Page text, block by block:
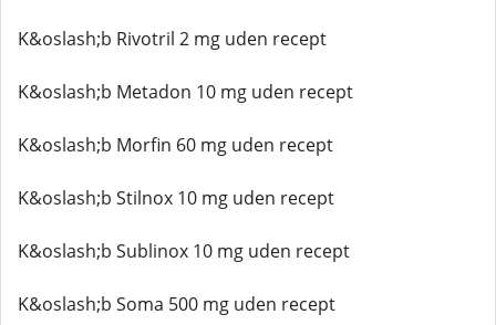
K&oslash;b Rivotril 2 mg uden recept
K&oslash;b Metadon 10 mg uden recept
K&oslash;b Morfin 60 mg uden recept
K&oslash;b Stilnox 10 mg uden recept
K&oslash;b Sublinox 10 mg uden recept
K&oslash;b Soma 500 mg uden recept